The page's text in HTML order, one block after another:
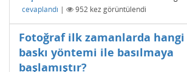
cevaplandı | 952 kez görüntülendi
Fotoğraf ilk zamanlarda hangi
baskı yöntemi ile basılmaya
başlamıştır?